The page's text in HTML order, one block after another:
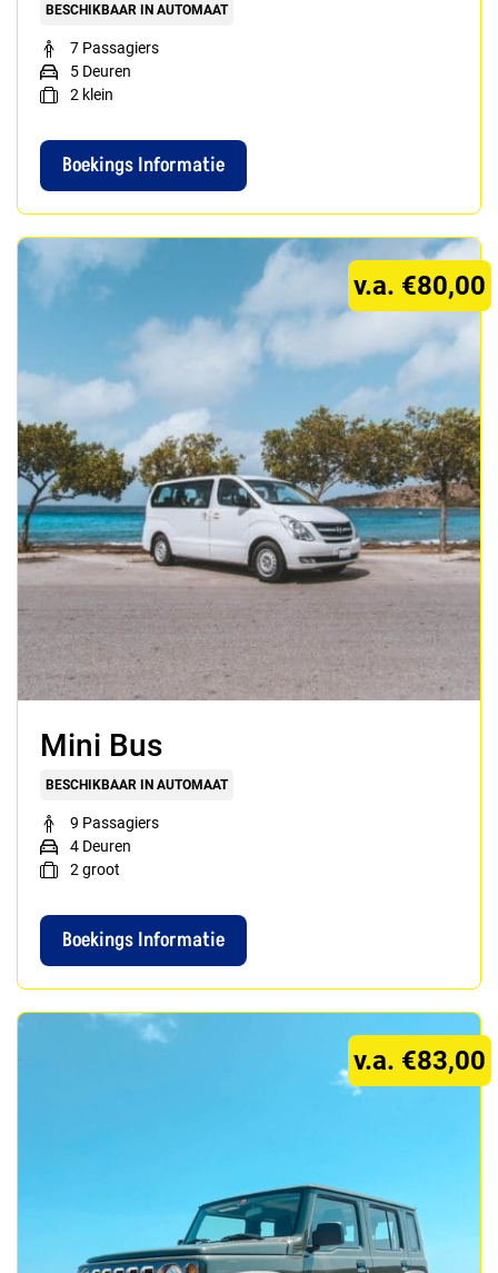
BESCHIKBAAR IN AUTOMAAT
7 Passagiers
5 Deuren
2 klein
Boekings Informatie
v.a. €80,00
Mini Bus
BESCHIKBAAR IN AUTOMAAT
9 Passagiers
4 Deuren
2 groot
Boekings Informatie
v.a. €83,00